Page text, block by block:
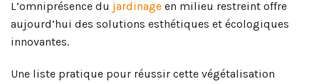
L’omniprésence du jardinage en milieu restreint offre
aujourd’hui des solutions esthétiques et écologiques
innovantes.
Une liste pratique pour réussir cette végétalisation